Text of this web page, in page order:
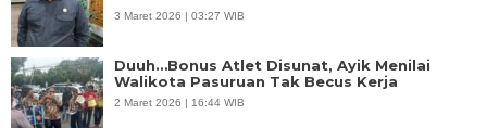
3 Maret 2026 | 03:27 WIB
Duuh…Bonus Atlet Disunat, Ayik Menilai
Walikota Pasuruan Tak Becus Kerja
2 Maret 2026 | 16:44 WIB